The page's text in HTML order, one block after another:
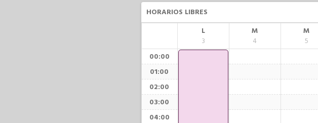
HORARIOS LIBRES
L
3
M
4
M
5
00:00
01:00
02:00
03:00
04:00